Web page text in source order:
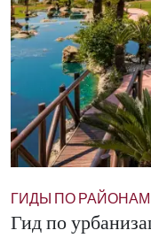
ГИДЫ ПО РАЙОНАМ
Гид по